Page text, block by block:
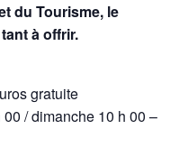
du Tourisme, le
à offrir.
gratuite
/ dimanche 10 h 00 –